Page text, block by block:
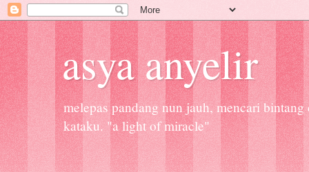
asya anyelir
melepas pandang nun jauh, mencari
kataku. "a light of miracle"